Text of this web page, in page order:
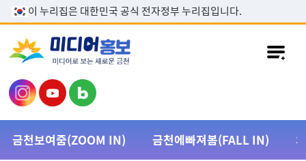
본문 바로가기
이 누리집은 대한민국 공식 전자정부 누리집입니다.
금천보여줌(ZOOM IN) 금천에빠져봄(FALL IN)